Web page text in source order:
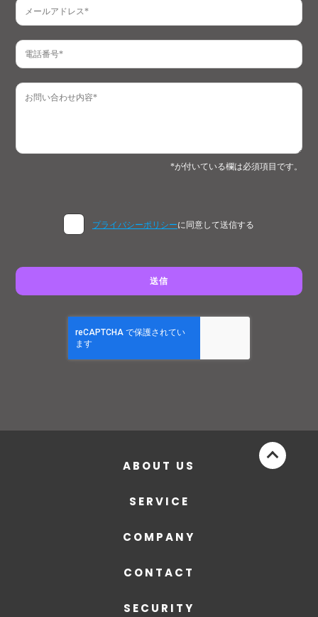
*が付いている欄は必須項目です。
プライバシーポリシーに同意して送信する
ABOUT US
SERVICE
COMPANY
CONTACT
SECURITY